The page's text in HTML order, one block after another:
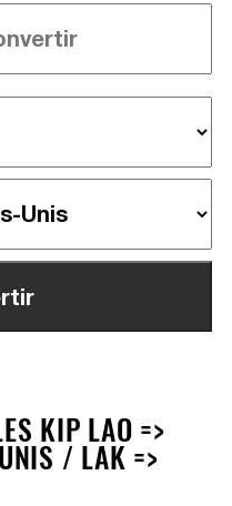
KIP LAO =>
/ LAK =>